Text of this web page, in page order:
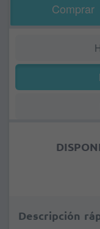
Comprar
Descripción